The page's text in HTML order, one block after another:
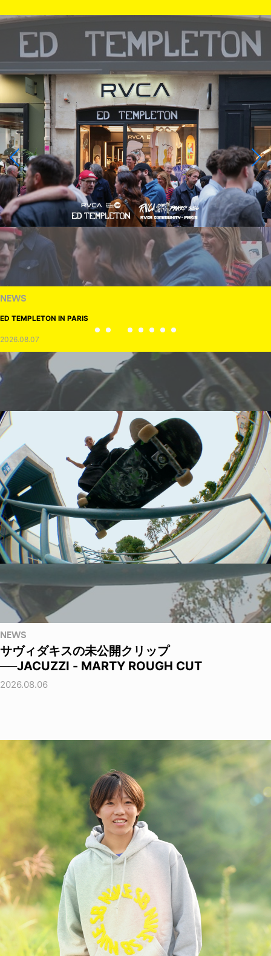
NEWS
ED TEMPLETON IN PARIS
2026.08.07
NEWS
サヴィダキスの未公開クリップ
──JACUZZI - MARTY ROUGH CUT
2026.08.06